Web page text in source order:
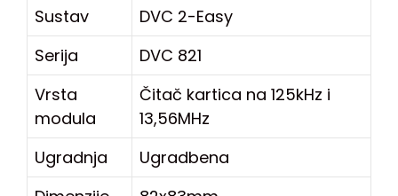
Sustav
DVC 2-Easy
Serija
DVC 821
Vrsta
modula
Čitač kartica na 125kHz i
13,56MHz
Ugradnja
Ugradbena